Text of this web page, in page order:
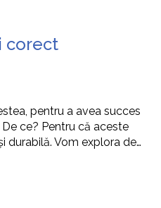
corect
pentru a avea succes
ce? Pentru că aceste
durabilă. Vom explora de…